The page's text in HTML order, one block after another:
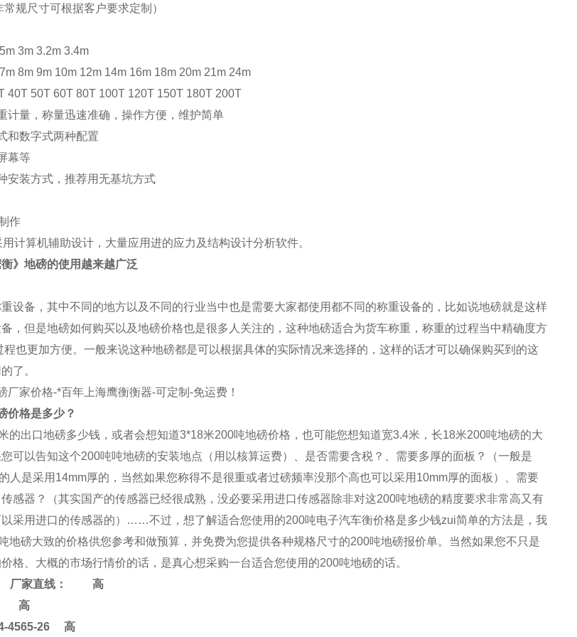
常规尺寸可根据客户要求定制）
3m 3.2m 3.4m
8m 9m 10m 12m 14m 16m 18m 20m 21m 24m
40T 50T 60T 80T 100T 120T 150T 180T 200T
计量，称量迅速准确，操作方便，维护简单
和数字式两种配置
幕等
安装方式，推荐用无基坑方式
作
计算机辅助设计，大量应用进的应力及结构设计分析软件。
》地磅的使用越来越广泛
设备，其中不同的地方以及不同的行业当中也是需要大家都使用都不同的称重设备的，比如说地磅就是这样
，但是地磅如何购买以及地磅价格也是很多人关注的，这种地磅适合为货车称重，称重的过程当中精确度方
也更加方便。一般来说这种地磅都是可以根据具体的实际情况来选择的，这样的话才可以确保购买到的这
了。
厂家价格-*百年上海鹰衡衡器-可定制-免运费！
价格是多少？
的出口地磅多少钱，或者会想知道3*18米200吨地磅价格，也可能您想知道宽3.4米，长18米200吨地磅的大
可以告知这个200吨吨地磅的安装地点（用以核算运费）、是否需要含税？、需要多厚的面板？（一般是
人是采用14mm厚的，当然如果您称得不是很重或者过磅频率没那个高也可以采用10mm厚的面板）、需要
感器？（其实国产的传感器已经很成熟，没必要采用进口传感器除非对这200吨地磅的精度要求非常高又有
采用进口的传感器的）……不过，想了解适合您使用的200吨电子汽车衡价格是多少钱zui简单的方法是，我
地磅大致的价格供您参考和做预算，并免费为您提供各种规格尺寸的200吨地磅报价单。当然如果您不只是
格、大概的市场行情价的话，是真心想采购一台适合您使用的200吨地磅的话。
厂家直线：
高
4565-26 高